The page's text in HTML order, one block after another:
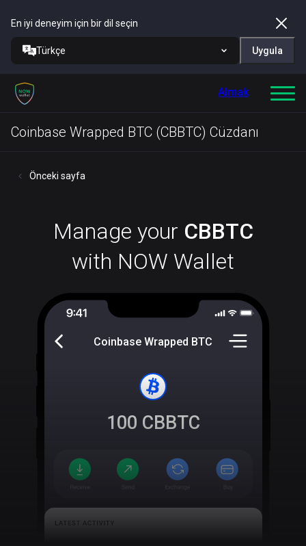
En iyi deneyim için bir dil seçin
Türkçe Uygula
Almak
Coinbase Wrapped BTC (CBBTC) Cüzdanı
Önceki sayfa
Manage your CBBTC
with NOW Wallet
Coinbase Wrapped BTC
100 CBBTC